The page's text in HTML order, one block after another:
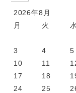
2026年8月
月
火 水
3
4 5
10
11
17
18
24
25